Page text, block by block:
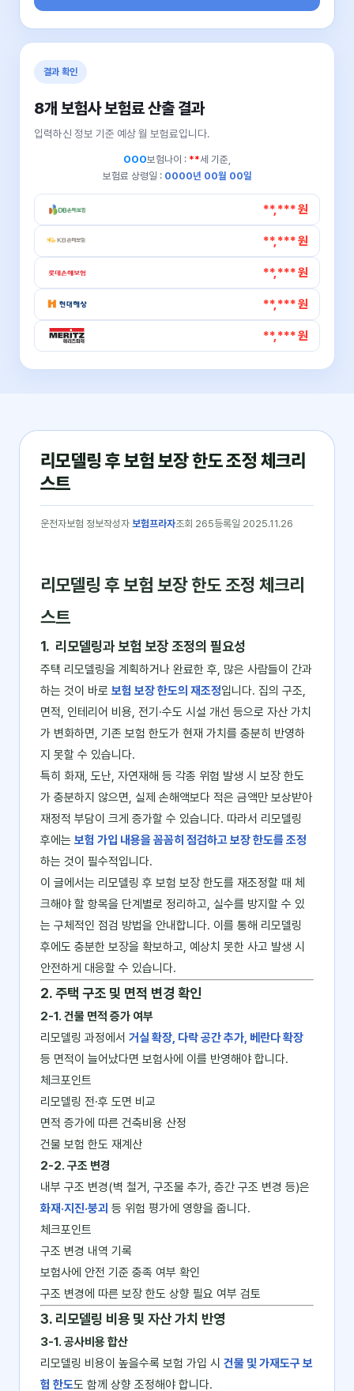
결과 확인
8개 보험사 보험료 산출 결과
입력하신 정보 기준 예상 월 보험료입니다.
OOO보험나이 : **세 기준,
보험료 상령일 : 0000년 00월 00일
**,*** 원
**,*** 원
**,*** 원
**,*** 원
**,*** 원
리모델링 후 보험 보장 한도 조정 체크리
스트
운전자보험 정보작성자 보험프라자조회 265등록일 2025.11.26
리모델링 후 보험 보장 한도 조정 체크리
스트
1. 리모델링과 보험 보장 조정의 필요성
주택 리모델링을 계획하거나 완료한 후, 많은 사람들이 간과
하는 것이 바로 보험 보장 한도의 재조정입니다. 집의 구조,
면적, 인테리어 비용, 전기·수도 시설 개선 등으로 자산 가치
가 변화하면, 기존 보험 한도가 현재 가치를 충분히 반영하
지 못할 수 있습니다.
특히 화재, 도난, 자연재해 등 각종 위험 발생 시 보장 한도
가 충분하지 않으면, 실제 손해액보다 적은 금액만 보상받아
재정적 부담이 크게 증가할 수 있습니다. 따라서 리모델링
후에는 보험 가입 내용을 꼼꼼히 점검하고 보장 한도를 조정
하는 것이 필수적입니다.
이 글에서는 리모델링 후 보험 보장 한도를 재조정할 때 체
크해야 할 항목을 단계별로 정리하고, 실수를 방지할 수 있
는 구체적인 점검 방법을 안내합니다. 이를 통해 리모델링
후에도 충분한 보장을 확보하고, 예상치 못한 사고 발생 시
안전하게 대응할 수 있습니다.
2. 주택 구조 및 면적 변경 확인
2-1. 건물 면적 증가 여부
리모델링 과정에서 거실 확장, 다락 공간 추가, 베란다 확장
등 면적이 늘어났다면 보험사에 이를 반영해야 합니다.
체크포인트
리모델링 전·후 도면 비교
면적 증가에 따른 건축비용 산정
건물 보험 한도 재계산
2-2. 구조 변경
내부 구조 변경(벽 철거, 구조물 추가, 층간 구조 변경 등)은
화재·지진·붕괴 등 위험 평가에 영향을 줍니다.
체크포인트
구조 변경 내역 기록
보험사에 안전 기준 충족 여부 확인
구조 변경에 따른 보장 한도 상향 필요 여부 검토
3. 리모델링 비용 및 자산 가치 반영
3-1. 공사비용 합산
리모델링 비용이 높을수록 보험 가입 시 건물 및 가재도구 보
험 한도도 함께 상향 조정해야 합니다.